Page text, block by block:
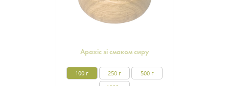
Арахіс зі смаком сиру
100 г 250 г
500 г